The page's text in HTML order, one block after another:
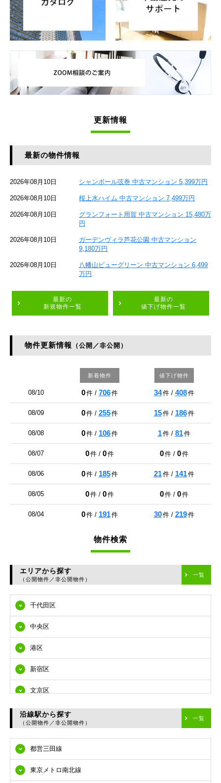
更新情報
最新の物件情報
2026年08月10日 シャンボール弦巻 中古マンション 5,399万円
2026年08月10日 桜上水ハイム 中古マンション 7,499万円
2026年08月10日
グランフォート用賀 中古マンション 15,480万
円
2026年08月10日
ガーデンヴィラ芦花公園 中古マンション
9,180万円
2026年08月10日
八幡山ビューグリーン 中古マンション 6,499
万円
最新の
新規物件一覧
最新の
値下げ物件一覧
物件更新情報 （公開／非公開）
新着物件 値下げ物件
08/10 0件 / 706件 34件 / 408件
08/09 0件 / 255件 15件 / 186件
08/08 0件 / 106件 1件 / 81件
08/07 0件 / 0件 0件 / 0件
08/06 0件 / 185件 21件 / 141件
08/05 0件 / 0件 0件 / 0件
08/04 0件 / 191件 30件 / 219件
物件検索
エリアから探す
（公開物件／非公開物件）
一覧
千代田区
中央区
港区
新宿区
文京区
台東区
江東区
品川区
沿線駅から探す
（公開物件／非公開物件）
一覧
都営三田線
東京メトロ南北線